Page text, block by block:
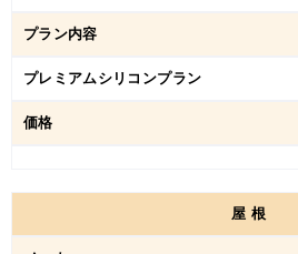
プラン内容
プレミアムシリコンプラン
価格
屋根